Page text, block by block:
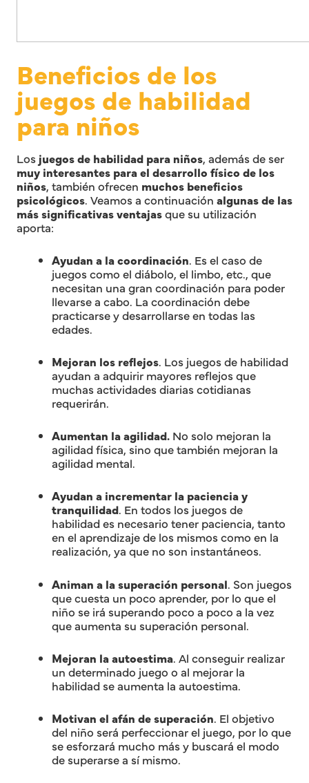
Beneficios de los
juegos de habilidad
para niños
Los juegos de habilidad para niños, además de ser
muy interesantes para el desarrollo físico de los
niños, también ofrecen muchos beneficios
psicológicos. Veamos a continuación algunas de las
más significativas ventajasque su utilización
aporta:
Ayudan a la coordinación. Es el caso de
juegos como el diábolo, el limbo, etc., que
necesitan una gran coordinación para poder
llevarse a cabo. La coordinación debe
practicarse y desarrollarse en todas las
edades.
Mejoran los reflejos. Los juegos de habilidad
ayudan a adquirir mayores reflejos que
muchas actividades diarias cotidianas
requerirán.
Aumentan la agilidad.No solo mejoran la
agilidad física, sino que también mejoran la
agilidad mental.
Ayudan a incrementar la paciencia y
tranquilidad. En todos los juegos de
habilidad es necesario tener paciencia, tanto
en el aprendizaje de los mismos como en la
realización, ya que no son instantáneos.
Animan a la superación personal. Son juegos
que cuesta un poco aprender, por lo que el
niño se irá superando poco a poco a la vez
que aumenta su superación personal.
Mejoran la autoestima. Al conseguir realizar
un determinado juego o al mejorar la
habilidad se aumenta la autoestima.
Motivan el afán de superación. El objetivo
del niño será perfeccionar el juego, por lo que
se esforzará mucho más y buscará el modo
de superarse a sí mismo.